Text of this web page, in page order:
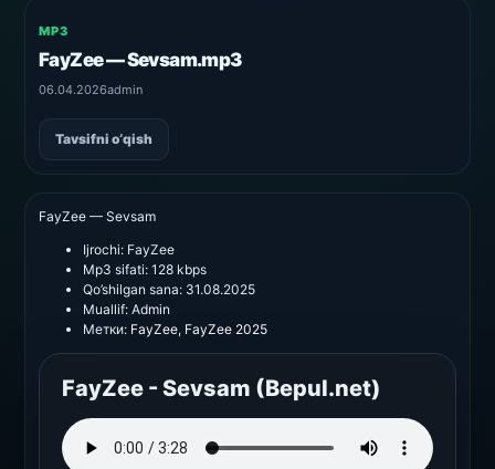
MP3
FayZee — Sevsam.mp3
06.04.2026admin
Tavsifni o‘qish
FayZee — Sevsam
Ijrochi: FayZee
Mp3 sifati: 128 kbps
Qo’shilgan sana: 31.08.2025
Muallif: Admin
Метки: FayZee, FayZee 2025
FayZee - Sevsam (Bepul.net)